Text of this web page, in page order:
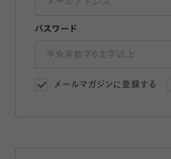
パスワード
メールマガジンに登録する